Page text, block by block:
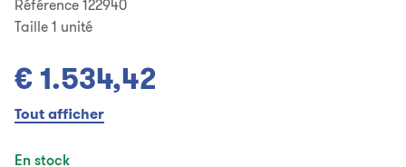
Référence 122940
Taille 1 unité
€ 1.534,42
Tout afficher
En stock